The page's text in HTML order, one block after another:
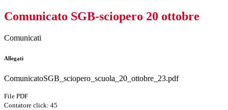
Comunicato SGB-sciopero 20 ottobre
Comunicati
Allegati
ComunicatoSGB_sciopero_scuola_20_ottobre_23.pdf
File PDF
Contatore click: 45